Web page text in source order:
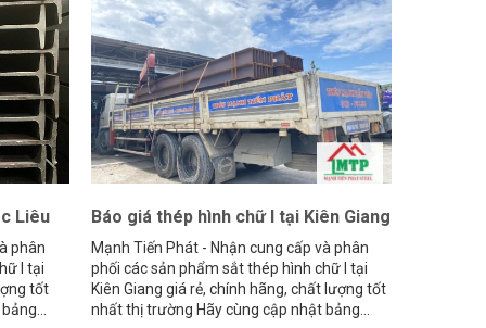
Liêu
phân
I tại
tốt
Báo giá thép hình chữ I tại Kiên Giang
Mạnh Tiến Phát - Nhận cung cấp và phân
phối các sản phẩm sắt thép hình chữ I tại
Kiên Giang giá rẻ, chính hãng, chất lượng tốt
nhất thị trường Hãy cùng cập nhật bảng...